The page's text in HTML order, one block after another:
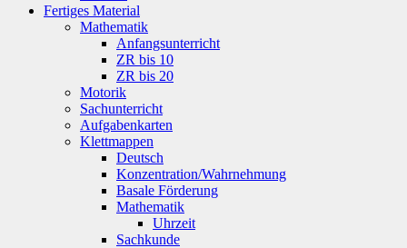
Fertiges Material
Mathematik
Anfangsunterricht
ZR bis 10
ZR bis 20
Motorik
Sachunterricht
Aufgabenkarten
Klettmappen
Deutsch
Konzentration/Wahrnehmung
Basale Förderung
Mathematik
Uhrzeit
Sachkunde